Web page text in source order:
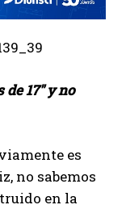
17″ y no
es
no sabemos
en la